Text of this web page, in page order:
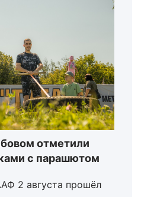
отметили
с парашютом
2 августа прошёл